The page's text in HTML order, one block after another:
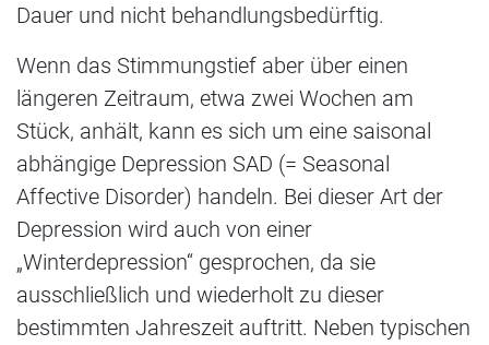
Dauer und nicht behandlungsbedürftig.
Wenn das Stimmungstief aber über einen
längeren Zeitraum, etwa zwei Wochen am
Stück, anhält, kann es sich um eine saisonal
abhängige Depression SAD (= Seasonal
Affective Disorder) handeln. Bei dieser Art der
Depression wird auch von einer
„Winterdepression“ gesprochen, da sie
ausschließlich und wiederholt zu dieser
bestimmten Jahreszeit auftritt. Neben typischen